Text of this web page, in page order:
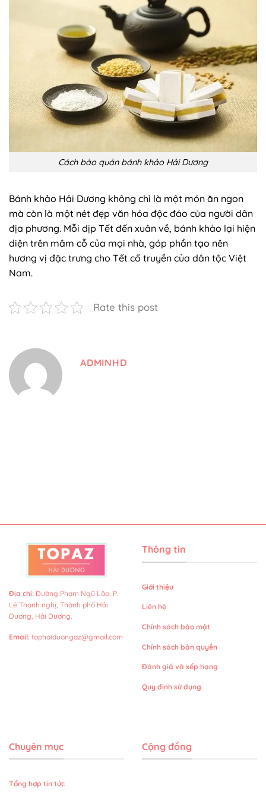
Cách bảo quản bánh khảo Hải Dương
Bánh khảo Hải Dương không chỉ là một món ăn ngon
mà còn là một nét đẹp văn hóa độc đáo của người dân
địa phương. Mỗi dịp Tết đến xuân về, bánh khảo lại hiện
diện trên mâm cỗ của mọi nhà, góp phần tạo nên
hương vị đặc trưng cho Tết cổ truyền của dân tộc Việt
Nam.
Rate this post
ADMINHD
Địa chỉ: Đường Phạm Ngũ Lão, P.
Lê Thanh nghị, Thành phố Hải
Dương, Hải Dương.
Email: tophaiduongaz@gmail.com
Thông tin
Giới thiệu
Liên hệ
Chính sách bảo mật
Chính sách bản quyền
Đánh giá và xếp hạng
Quy định sử dụng
Chuyên mục
Tổng hợp tin tức
Cộng đồng